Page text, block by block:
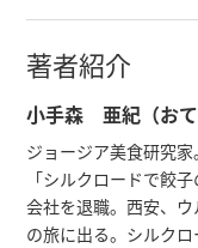
Chapter 9　 ジョージ
Chapter 1 0　謎に満
Chapter 1 1　旧正月
Chapter 1 2　盆と正
著者紹介
小手森 亜紀（お
ジョージア美食研究家。
「シルクロードで餃
会社を退職。西安、
の旅に出る。シルク